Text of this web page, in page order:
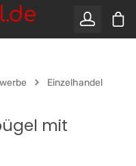
Einzelhandel
von 5 Sternen
mit